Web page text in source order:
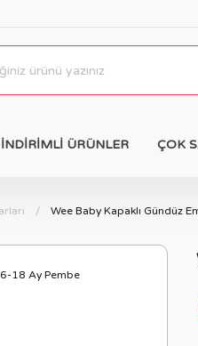
İNDİRİMLİ ÜRÜNLER ÇOK
Wee Baby Kapaklı Gündüz